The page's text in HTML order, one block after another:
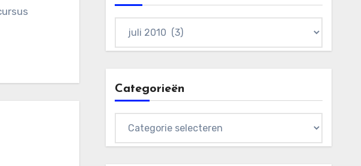
Categorieën